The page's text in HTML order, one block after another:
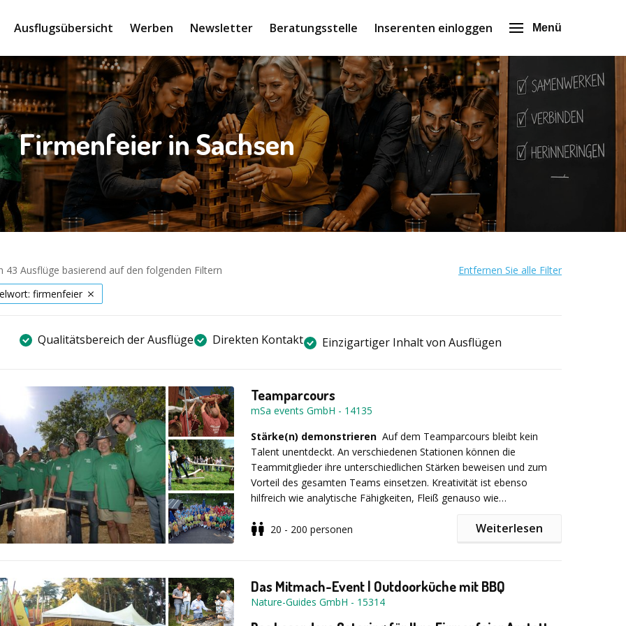
Ausflugsübersicht Werben Newsletter Beratungsstelle Inserenten einloggen Menü
Firmenfeier in Sachsen
43 Ausflüge basierend auf den folgenden Filtern
Entfernen Sie alle Filter
firmenfeier
Qualitätsbereich der Ausflüge Direkten Kontakt Einzigartiger Inhalt von Ausflügen
Teamparcours
mSa events GmbH - 14135
Stärke(n) demonstrieren Auf dem Teamparcours bleibt kein
Talent unentdeckt. An verschiedenen Stationen können die
Teammitglieder ihre unterschiedlichen Stärken beweisen und zum
Vorteil des gesamten Teams einsetzen. Kreativität ist ebenso
hilfreich wie analytische Fähigkeiten, Fleiß genauso wie
Stationen des Teamparcours zu lösen. Für jede absolvierte Aufgabe
Spielstationen und Teamaufgaben zurück.
Konzeption Ihres Teamparcours.
20 - 200 personen Weiterlesen
Das Mitmach-Event | Outdoorküche mit BBQ
Nature-Guides GmbH - 15314